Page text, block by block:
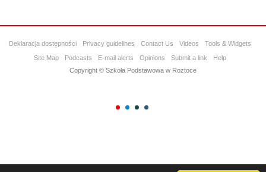
Deklaracja dostępności Privacy guidelines Contact Us Videos
Tools & Widgets
Site Map
Podcasts E-mail alerts Opinions Submit a link
Help
Copyright © Szkoła Podstawowa w Roztoce